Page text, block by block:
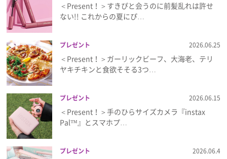
＜Present！＞すきぴと会うのに前髪乱れは許せ
ない!! これからの夏にぴ…
プレゼント 2026.06.25
＜Present！＞ガーリックビーフ、大海老、テリ
ヤキチキンと食欲そそる3つ…
プレゼント 2026.06.15
＜Present！＞手のひらサイズカメラ『instax
Pal™』とスマホプ…
プレゼント 2026.06.4